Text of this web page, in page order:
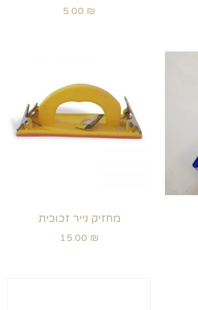
5.00 ₪
מחזיק נייר זכוכית
15.00 ₪